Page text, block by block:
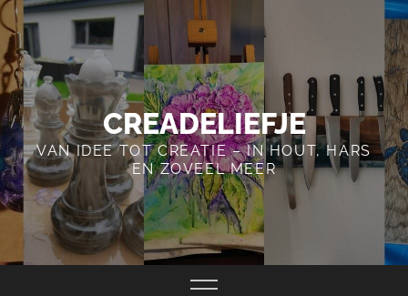
Skip
to
content
CREADELIEFJE
VAN IDEE TOT CREATIE – IN HOUT, HARS
EN ZOVEEL MEER